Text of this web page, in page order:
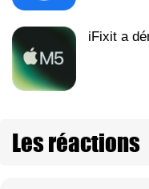
iFixit a
Les réactions